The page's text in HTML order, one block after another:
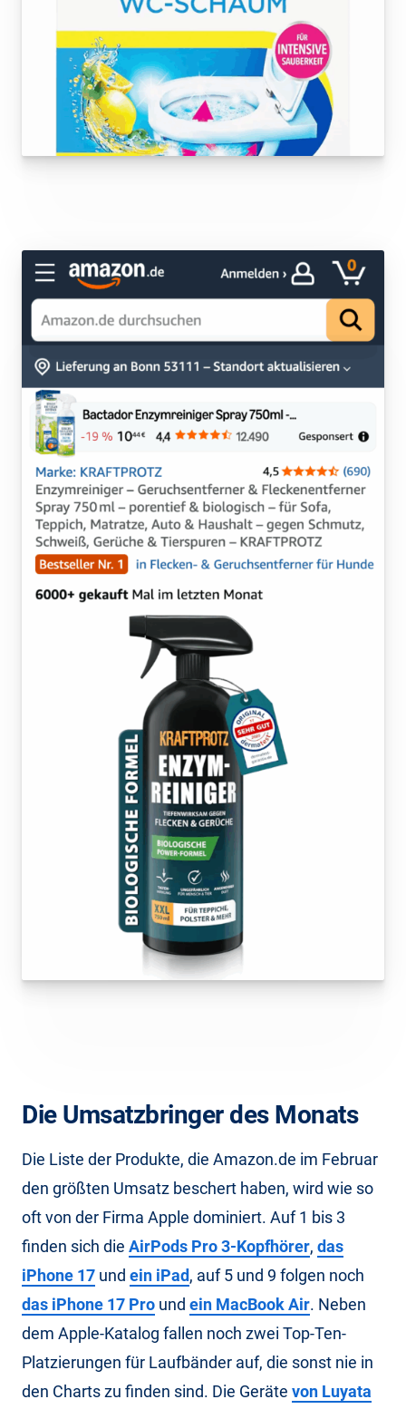
Die Umsatzbringer des Monats
Die Liste der Produkte, die Amazon.de im Februar
den größten Umsatz beschert haben, wird wie so
oft von der Firma Apple dominiert. Auf 1 bis 3
finden sich die AirPods Pro 3-Kopfhörer, das
iPhone 17 und ein iPad, auf 5 und 9 folgen noch
das iPhone 17 Pro und ein MacBook Air. Neben
dem Apple-Katalog fallen noch zwei Top-Ten-
Platzierungen für Laufbänder auf, die sonst nie in
den Charts zu finden sind. Die Geräte von Luyata